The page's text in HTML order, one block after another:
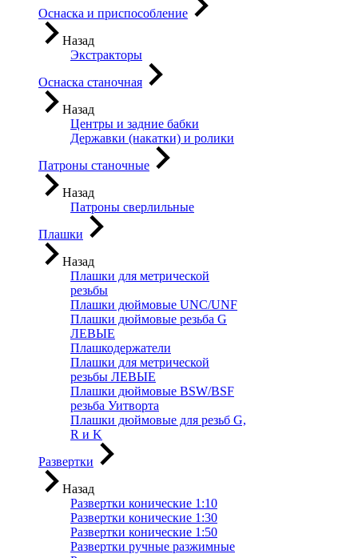
Оснаска и приспособление
Назад
Экстракторы
Оснаска станочная
Назад
Центры и задние бабки
Державки (накатки) и ролики
Патроны станочные
Назад
Патроны сверлильные
Плашки
Назад
Плашки для метрической
резьбы
Плашки дюймовые UNC/UNF
Плашки дюймовые резьба G
ЛЕВЫЕ
Плашкодержатели
Плашки для метрической
резьбы ЛЕВЫЕ
Плашки дюймовые BSW/BSF
резьба Уитворта
Плашки дюймовые для резьб G,
R и K
Развертки
Назад
Развертки конические 1:10
Развертки конические 1:30
Развертки конические 1:50
Развертки ручные разжимные